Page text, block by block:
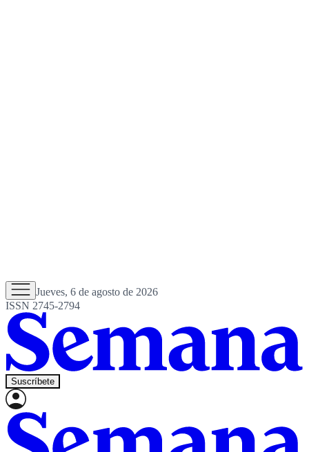
Jueves, 6 de agosto de 2026
ISSN 2745-2794
Suscríbete